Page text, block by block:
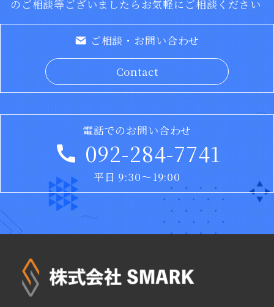
のご相談等ございましたらお気軽にご相談ください
ご相談・お問い合わせ
Contact
電話でのお問い合わせ
092-284-7741
平日 9:30〜19:00